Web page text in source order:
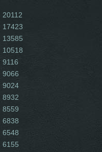
20112
17423
13585
10518
9116
9066
9024
8932
8559
6838
6548
6155